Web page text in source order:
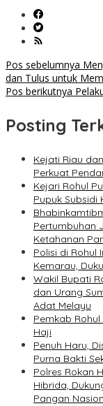
Navigasi
pos
Pos sebelumnya
dan Tulus untuk
Pos berikutnya
Posting
Kejati Riau
Perkuat
Kejari Rohul
Pupuk Subsidi
Pertumbuhan
Ketahanan
Polisi di Rohul
Kemarau,
Wakil Bupati
dan Urang
Adat Melayu
Pemkab
Haji
Penuh Haru,
Purna Bakti
Polres Rokan
Hibrida,
Pangan